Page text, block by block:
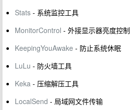
Stats - 系统监控工具
MonitorControl - 外接显示器亮度控制
KeepingYouAwake - 防止系统休眠
LuLu - 防火墙工具
Keka - 压缩解压工具
LocalSend - 局域网文件传输